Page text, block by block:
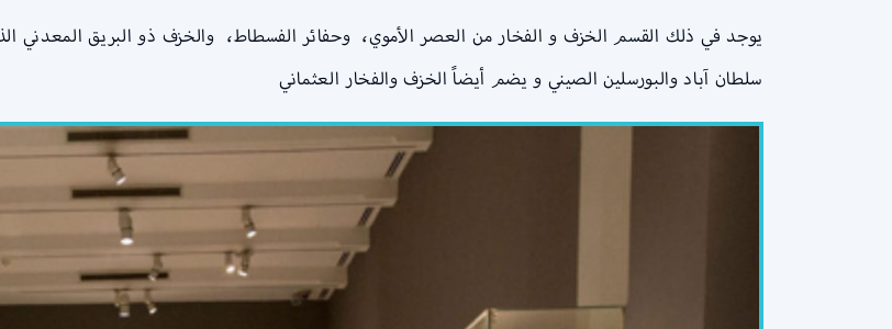
يوجد في ذلك القسم الخزف و الفخار من العصر الأموي، وحفائر الفسطاط، والخزف ذو البريق المعدني
سلطان آباد والبورسلين الصيني و يضم أيضاً الخزف والفخار العثماني